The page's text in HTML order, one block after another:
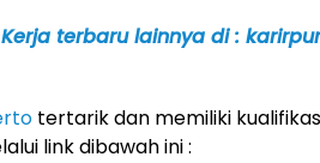
terbaru lainnya di :
tertarik dan memiliki
link dibawah ini :